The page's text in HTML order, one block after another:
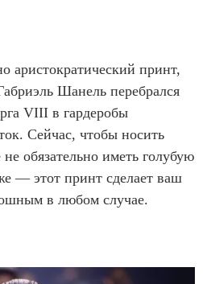
аристократический принт,
Шанель перебрался
VIII в гардеробы
Сейчас, чтобы носить
обязательно иметь голубую
— этот принт сделает ваш
в любом случае.